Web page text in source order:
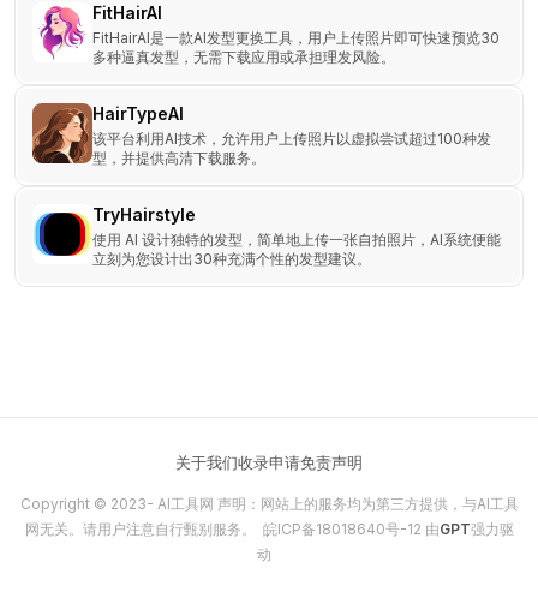
FitHairAI
FitHairAI是一款AI发型更换工具，用户上传照片即可快速预览30
多种逼真发型，无需下载应用或承担理发风险。
HairTypeAI
该平台利用AI技术，允许用户上传照片以虚拟尝试超过100种发
型，并提供高清下载服务。
TryHairstyle
使用 AI 设计独特的发型，简单地上传一张自拍照片，AI系统便能
立刻为您设计出30种充满个性的发型建议。
关于我们收录申请免责声明
Copyright © 2023- AI工具网 声明：网站上的服务均为第三方提供，与AI工具
网无关。请用户注意自行甄别服务。 皖ICP备18018640号-12 由GPT强力驱
动